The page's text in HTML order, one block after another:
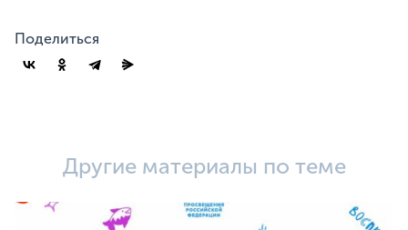
Поделиться
Другие материалы по теме